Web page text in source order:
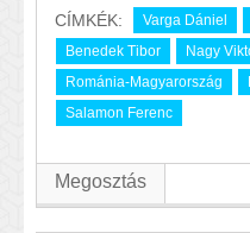
CÍMKÉK: Varga Dániel
Benedek Tibor
Nagy
Románia-Magyarország
Salamon Ferenc
Megosztás